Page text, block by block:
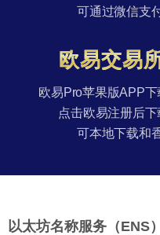
可通过微信支
欧易交易
欧易Pro苹果版APP
点击欧易注册后下
可本地下载和
以太坊名称服务（ENS